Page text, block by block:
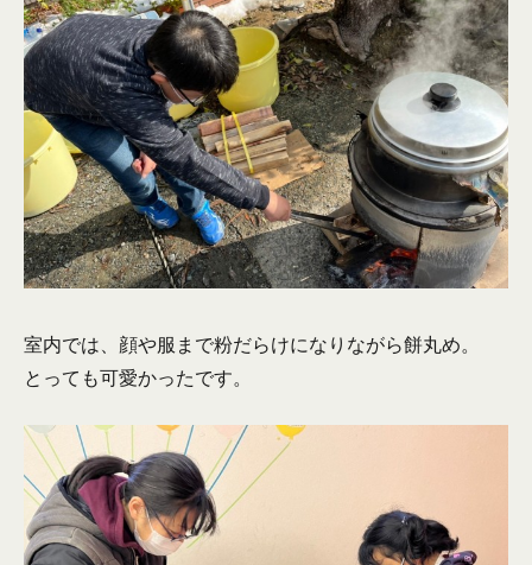
室内では、顔や服まで粉だらけになりながら餅丸め。
とっても可愛かったです。